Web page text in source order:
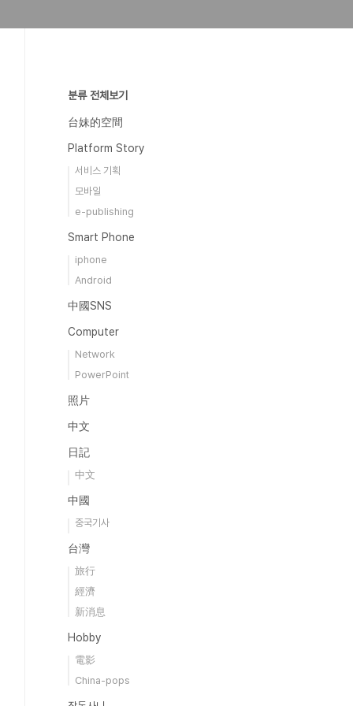
분류 전체보기
台妹的空間
Platform Story
서비스 기획
모바일
e-publishing
Smart Phone
iphone
Android
中國SNS
Computer
Network
PowerPoint
照片
中文
日記
中文
中國
중국기사
台灣
旅行
經濟
新消息
Hobby
電影
China-pops